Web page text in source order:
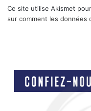
Ce site utilise Akismet
sur comment les données